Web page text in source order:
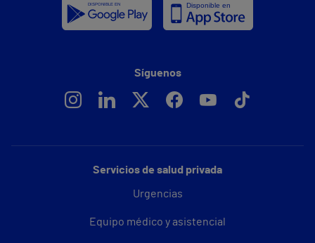
Servicios de salud privada
Urgencias
Equipo médico y asistencial
Síguenos